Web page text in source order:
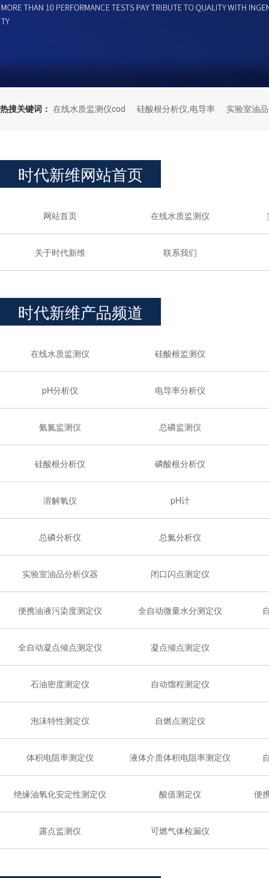
热搜关键词： 在线水质监测仪cod 硅酸根分析仪,电导率 实验室油
时代新维网站首页
网站首页 在线水质监测仪
关于时代新维 联系我们
时代新维产品频道
在线水质监测仪 硅酸根监测仪
pH分析仪 电导率分析仪
氨氮监测仪 总磷监测仪
硅酸根分析仪 磷酸根分析仪
溶解氧仪 pH计
总磷分析仪 总氮分析仪
实验室油品分析仪器 闭口闪点测定仪
便携油液污染度测定仪 全自动微量水分测定仪
全自动凝点倾点测定仪 凝点倾点测定仪
石油密度测定仪 自动馏程测定仪
泡沫特性测定仪 自燃点测定仪
体积电阻率测定仪 液体介质体积电阻率测定仪
绝缘油氧化安定性测定仪 酸值测定仪 便
露点监测仪 可燃气体检漏仪